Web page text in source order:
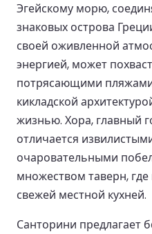
Эгейскому морю,
знаковых острова
своей оживленной
энергией, может
потрясающими
кикладской
жизнью. Хора, главный
отличается
очаровательными
множеством таверн,
свежей местной кухней.
Санторини предлагает